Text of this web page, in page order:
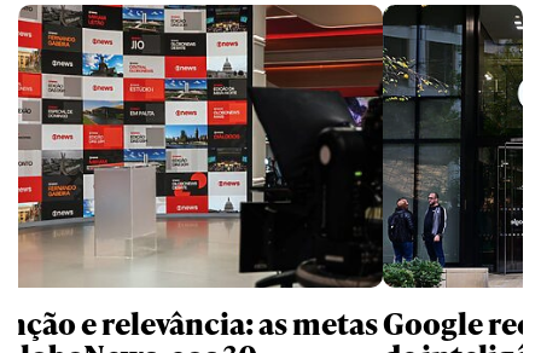
e relevância: as metasGoogle